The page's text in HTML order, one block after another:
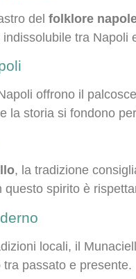
del folklore
tra
offrono il
la storia si fondono
, la tradizione
spirito è
locali, il
passato e presente.